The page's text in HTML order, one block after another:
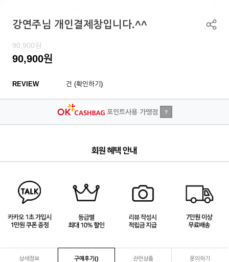
강연주님 개인결제창입니다.^^
90,900원
90,900원
REVIEW 건 (확인하기)
포인트사용 가맹점 ?
상세정보 구매후기() 관련상품 문의하기